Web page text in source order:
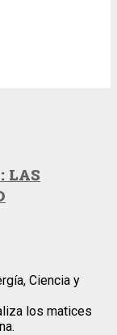
LAS
Ciencia y
los matices